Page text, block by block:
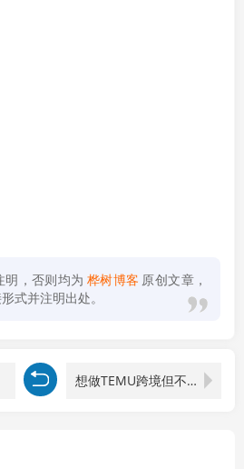
明，否则均为 桦树博客 原创文章，
式并注明出处。
想做TEMU跨境但不知从何下手？选品+发品+运营+售后，10小时从0到1跑通